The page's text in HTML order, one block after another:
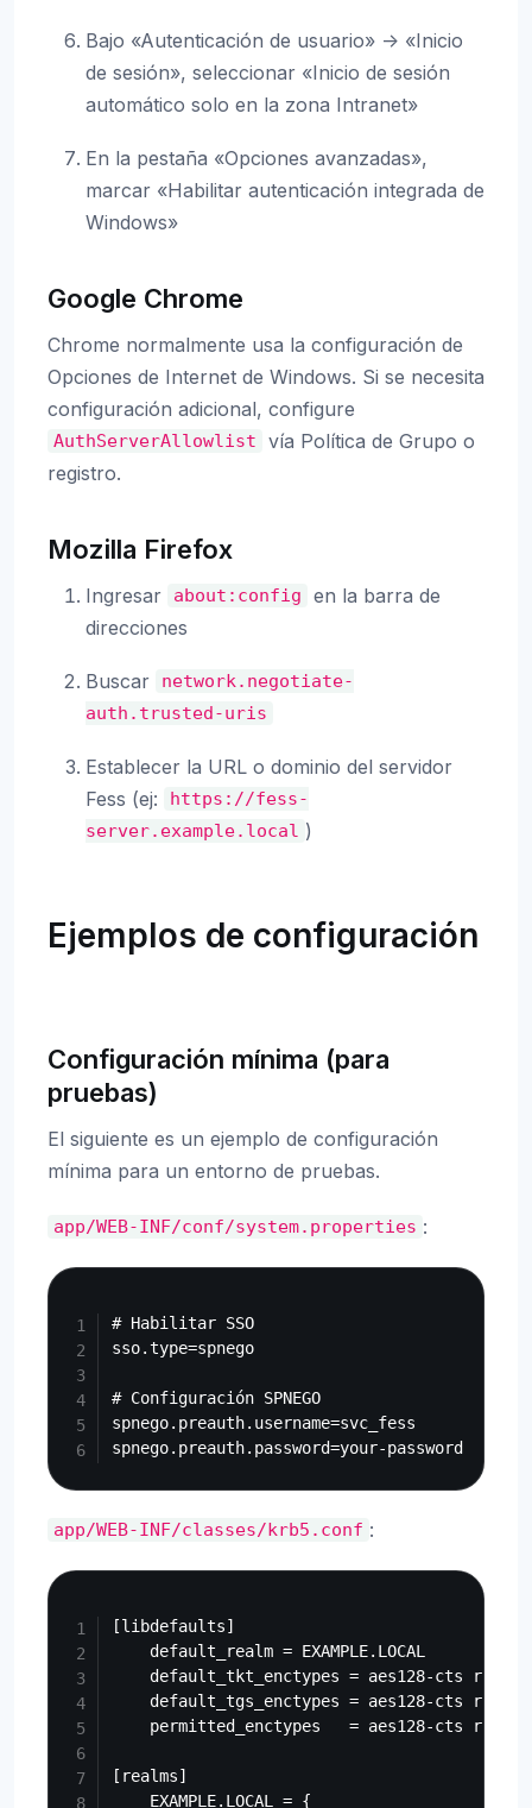
Bajo «Autenticación de usuario» -> «Inicio
de sesión», seleccionar «Inicio de sesión
automático solo en la zona Intranet»
En la pestaña «Opciones avanzadas»,
marcar «Habilitar autenticación integrada de
Windows»
Google Chrome
Chrome normalmente usa la configuración de
Opciones de Internet de Windows. Si se necesita
configuración adicional, configure
AuthServerAllowlist
vía Política de Grupo o
registro.
Mozilla Firefox
Ingresar about:config
en la barra de
direcciones
Buscar
network.negotiate-
auth.trusted-uris
Establecer la URL o dominio del servidor
Fess (ej:
https://fess-
server.example.local )
Ejemplos de configuración
Configuración mínima (para
pruebas)
El siguiente es un ejemplo de configuración
mínima para un entorno de pruebas.
app/WEB-INF/conf/system.properties :
# Habilitar SSO
sso.type=spnego
# Configuración SPNEGO
spnego.preauth.username=svc_fess
app/WEB-INF/classes/krb5.conf :
[libdefaults]
    default_realm = EXAMPLE.LOCAL
default_tkt_enctypes = aes128-cts rc4-
default_tgs_enctypes = aes128-cts rc4-
permitted_enctypes   = aes128-cts rc4-
[realms]
    EXAMPLE.LOCAL = {